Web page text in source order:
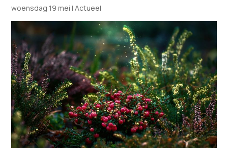
woensdag 19 mei |Actueel